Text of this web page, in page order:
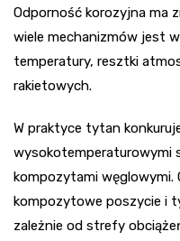
Odporność korozyjna ma
wiele mechanizmów jest
temperatury, resztki
rakietowych.
W praktyce tytan
wysokotemperaturowymi
kompozytami
kompozytowe poszycie i
zależnie od strefy